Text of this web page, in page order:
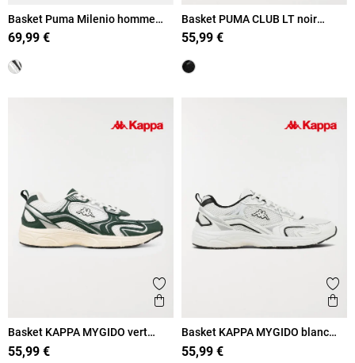
Basket Puma Milenio homme
(41-46)
69,99 €
Basket PUMA CLUB LT noir
homme (41-46)
55,99 €
Ajouter aux favoris
Aperçu rapide
Basket KAPPA MYGIDO vert
homme (40-45)
55,99 €
Basket KAPPA MYGIDO blanc
homme (40-45)
55,99 €